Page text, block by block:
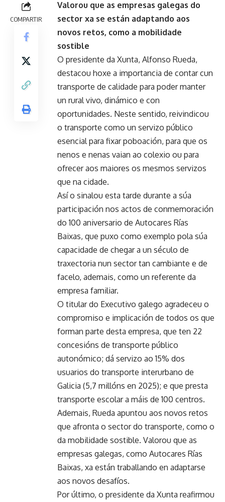
COMPARTIR
Valorou que as empresas galegas do
sector xa se están adaptando aos
novos retos, como a mobilidade
sostible
O presidente da Xunta, Alfonso Rueda,
destacou hoxe a importancia de contar cun
transporte de calidade para poder manter
un rural vivo, dinámico e con
oportunidades. Neste sentido, reivindicou
o transporte como un servizo público
esencial para fixar poboación, para que os
nenos e nenas vaian ao colexio ou para
ofrecer aos maiores os mesmos servizos
que na cidade.
Así o sinalou esta tarde durante a súa
participación nos actos de conmemoración
do 100 aniversario de Autocares Rías
Baixas, que puxo como exemplo pola súa
capacidade de chegar a un século de
traxectoria nun sector tan cambiante e de
facelo, ademais, como un referente da
empresa familiar.
O titular do Executivo galego agradeceu o
compromiso e implicación de todos os que
forman parte desta empresa, que ten 22
concesións de transporte público
autonómico; dá servizo ao 15% dos
usuarios do transporte interurbano de
Galicia (5,7 millóns en 2025); e que presta
transporte escolar a máis de 100 centros.
Ademais, Rueda apuntou aos novos retos
que afronta o sector do transporte, como o
da mobilidade sostible. Valorou que as
empresas galegas, como Autocares Rías
Baixas, xa están traballando en adaptarse
aos novos desafíos.
Por último, o presidente da Xunta reafirmou